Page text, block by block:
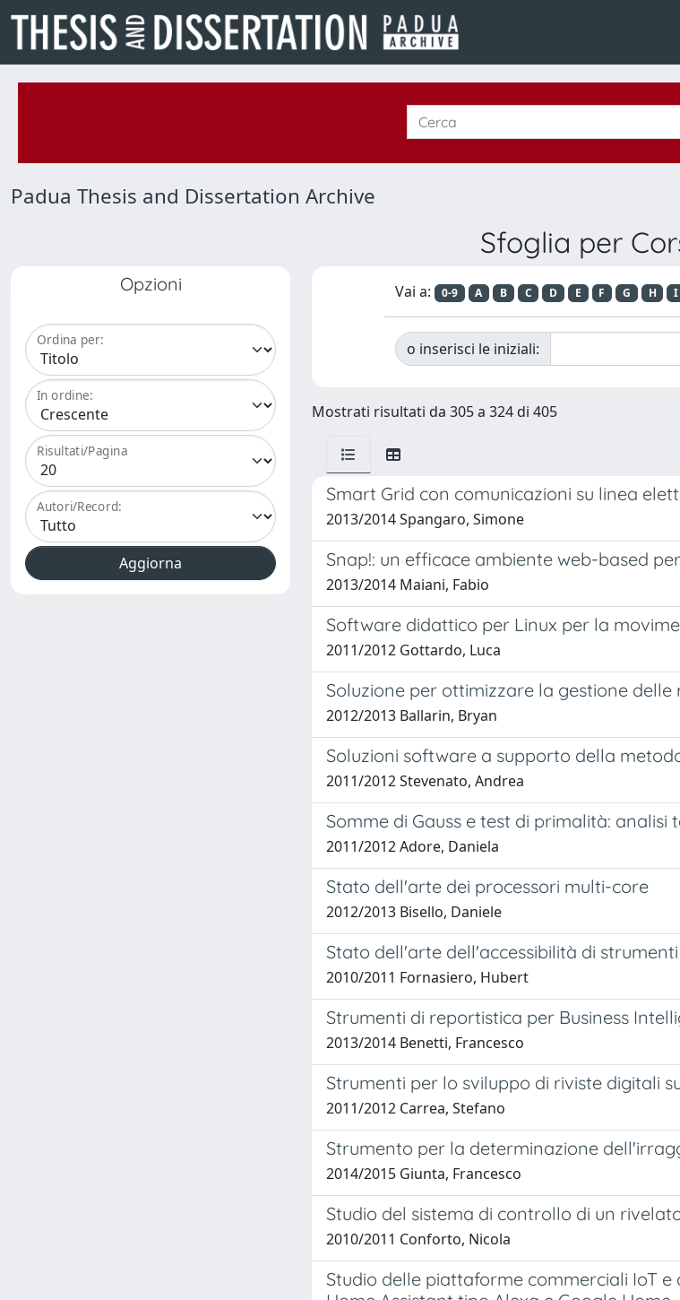
Padua Thesis and Dissertation Archive
Sfoglia per
Opzioni
Ordina per:
In ordine:
Risultati/Pagina
Autori/Record:
Vai a: 0-9 A B C D E F G H I
o inserisci le iniziali:
Mostrati risultati da 305 a 324 di 405
Smart Grid con comunicazioni su linea
2013/2014 Spangaro, Simone
Snap!: un efficace ambiente web-based
2013/2014 Maiani, Fabio
Software didattico per Linux per la
2011/2012 Gottardo, Luca
Soluzione per ottimizzare la gestione
2012/2013 Ballarin, Bryan
Soluzioni software a supporto della
2011/2012 Stevenato, Andrea
Somme di Gauss e test di primalità:
2011/2012 Adore, Daniela
Stato dell'arte dei processori multi-core
2012/2013 Bisello, Daniele
Stato dell'arte dell'accessibilità di
2010/2011 Fornasiero, Hubert
Strumenti di reportistica per Business
2013/2014 Benetti, Francesco
Strumenti per lo sviluppo di riviste digitali
2011/2012 Carrea, Stefano
Strumento per la determinazione
2014/2015 Giunta, Francesco
Studio del sistema di controllo di un
2010/2011 Conforto, Nicola
Studio delle piattaforme commerciali IoT